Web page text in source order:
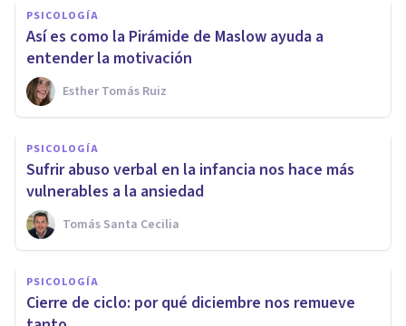
PSICOLOGÍA
Así es como la Pirámide de Maslow ayuda a
entender la motivación
Esther Tomás Ruiz
PSICOLOGÍA
Sufrir abuso verbal en la infancia nos hace más
vulnerables a la ansiedad
Tomás Santa Cecilia
PSICOLOGÍA
Cierre de ciclo: por qué diciembre nos remueve